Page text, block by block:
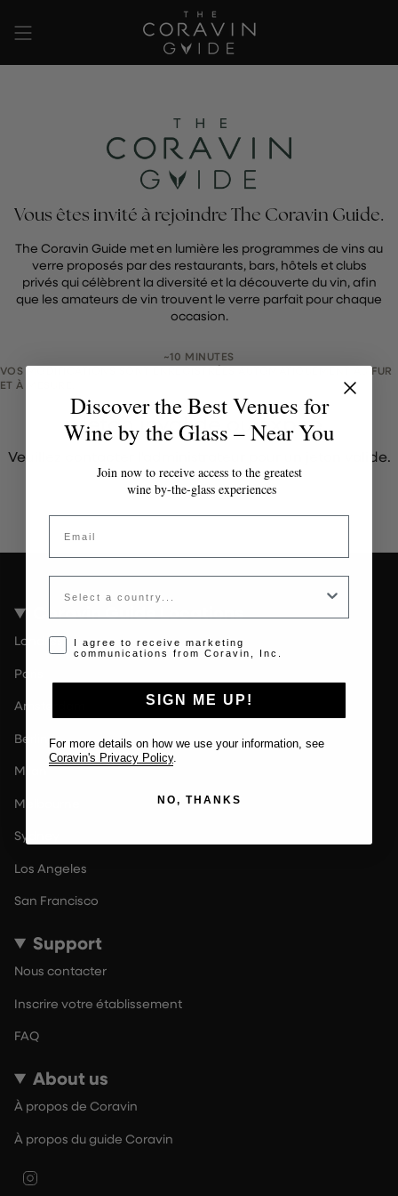
au
contenu
de
Vous êtes invité à rejoindre The Coravin Guide.
The Coravin Guide met en lumière les programmes de vins au
verre proposés par des restaurants, bars, hôtels et clubs
privés qui célèbrent la diversité et la découverte du vin, afin
que les amateurs de vin trouvent le verre parfait pour chaque
occasion.
~10 MINUTES
VOS MODIFICATIONS SONT ENREGISTRÉES AUTOMATIQUEMENT AU FUR
ET À MESURE.
Jeton invalide ou expiré
Veuillez contacter l'administrateur pour un jeton valide.
Coravin Guide Locations
Londres
Paris
Amsterdam
Berlin
Milan
Melbourne
Sydney
Los Angeles
San Francisco
Support
Nous contacter
Inscrire votre établissement
FAQ
About us
À propos de Coravin
À propos du guide Coravin
Discover the Best Venues for
Wine by the Glass – Near You
Join now to receive access to the greatest
wine by-the-glass experiences
Email
Country
Opt-in disclaimer
I agree to receive marketing
communications from Coravin, Inc.
SIGN ME UP!
For more details on how we use your information, see
Coravin's Privacy Policy.
NO, THANKS